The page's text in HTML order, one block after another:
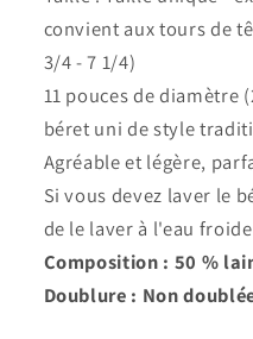
convient aux tours de
3/4 - 7 1/4)
11 pouces de diamètre
béret uni de style
Agréable et légère,
Si vous devez laver le
de le laver à l'eau
Composition : 50 %
Doublure : Non